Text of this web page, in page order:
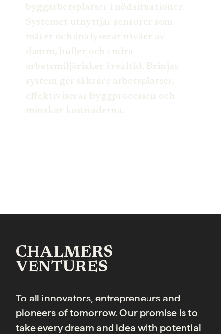
byggarbetsplatser i nödsituationer.
Systemet utnyttjar sensorer som
mäter och analyserar nivåer av
damm, buller och andra
arbetsmiljörisker i realtid. Brinjas
system ger säkrare arbetsplatser,
effektiviserar byggprocessen och
minskar kostnaderna.
CHALMERS
VENTURES
To all innovators, entrepreneurs and
pioneers of tomorrow. Our promise is to
take every dream and idea with potential